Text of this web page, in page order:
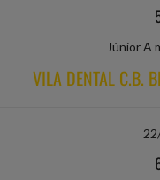
Júnior A
VILA DENTAL C.B.